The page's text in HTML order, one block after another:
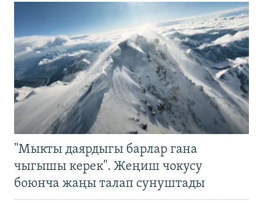
"Мыкты даярдыгы барлар гана
чыгышы керек". Жеңиш чокусу
боюнча жаңы талап сунуштады